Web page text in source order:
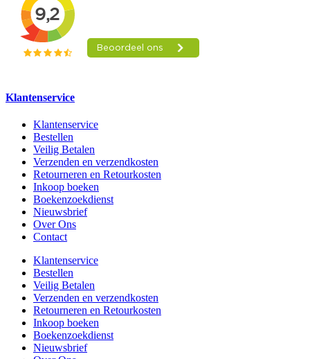
Klantenservice
Klantenservice
Bestellen
Veilig Betalen
Verzenden en verzendkosten
Retourneren en Retourkosten
Inkoop boeken
Boekenzoekdienst
Nieuwsbrief
Over Ons
Contact
Klantenservice
Bestellen
Veilig Betalen
Verzenden en verzendkosten
Retourneren en Retourkosten
Inkoop boeken
Boekenzoekdienst
Nieuwsbrief